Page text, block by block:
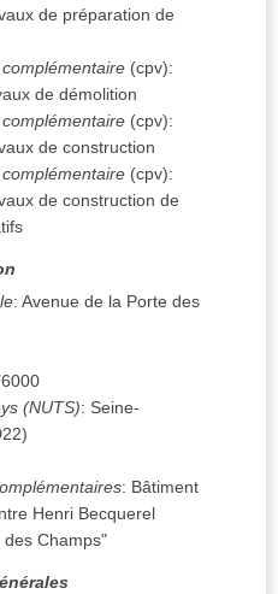
de préparation de
(cpv):
de démolition
(cpv):
de construction
(cpv):
de construction de
: Avenue de la Porte des
(NUTS): Seine-
)
: Bâtiment
Henri Becquerel
Champs"